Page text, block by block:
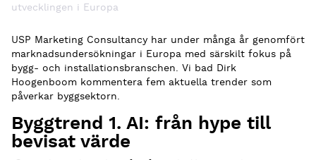
utvecklingen i Europa
USP Marketing Consultancy har under många år genomfört
marknadsundersökningar i Europa med särskilt fokus på
bygg- och installationsbranschen. Vi bad Dirk
Hoogenboom kommentera fem aktuella trender som
påverkar byggsektorn.
Byggtrend 1. AI: från hype till
bevisat värde